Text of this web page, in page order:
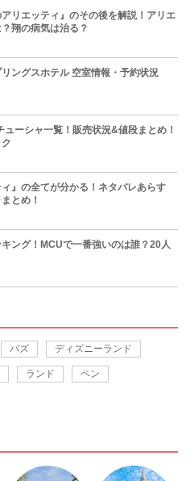
アリエッティ』のその後を解説！アリエ
翔の病気は治る？
リングスホテル 空室情報・予約状況
ューシャ一覧！販売状況&値段まとめ！
ィ』の全てが分かる！ネタバレあらす
とめ！
ング！MCUで一番強いのは誰？20人
バズ ディズニーランド
ランド ペン